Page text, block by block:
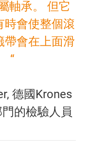
軸承。 但它
時會使整個滾
帶會在上面滑
“
德國Krones
的檢驗人員